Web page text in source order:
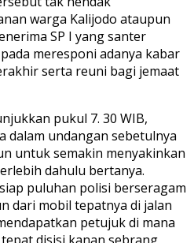
warga Kalijodo ataupun
SP I yang santer
meresponi adanya kabar
serta reuni bagi jemaat
pukul 7. 30 WIB,
dalam undangan sebetulnya
untuk semakin menyakinkan
dahulu bertanya.
puluhan polisi berseragam
dari mobil tepatnya di jalan
petujuk di mana